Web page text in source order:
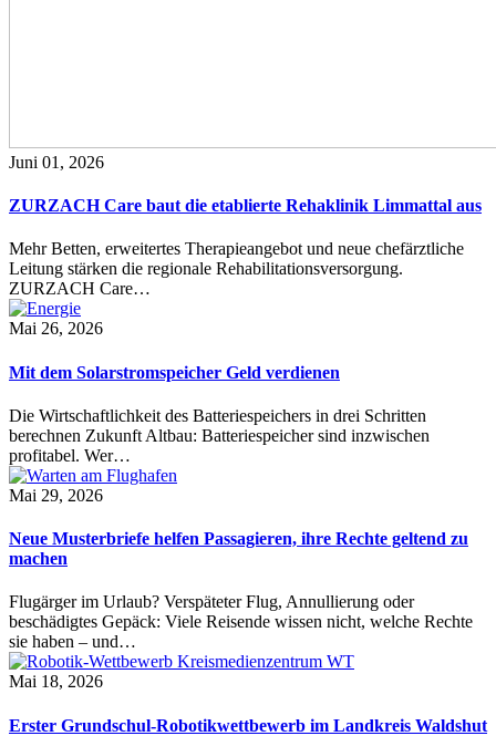
Juni 01, 2026
ZURZACH Care baut die etablierte Rehaklinik Limmattal aus
Mehr Betten, erweitertes Therapieangebot und neue chefärztliche
Leitung stärken die regionale Rehabilitationsversorgung.
ZURZACH Care…
Mai 26, 2026
Mit dem Solarstromspeicher Geld verdienen
Die Wirtschaftlichkeit des Batteriespeichers in drei Schritten
berechnen Zukunft Altbau: Batteriespeicher sind inzwischen
profitabel. Wer…
Mai 29, 2026
Neue Musterbriefe helfen Passagieren, ihre Rechte geltend zu
machen
Flugärger im Urlaub? Verspäteter Flug, Annullierung oder
beschädigtes Gepäck: Viele Reisende wissen nicht, welche Rechte
sie haben – und…
Mai 18, 2026
Erster Grundschul-Robotikwettbewerb im Landkreis Waldshut